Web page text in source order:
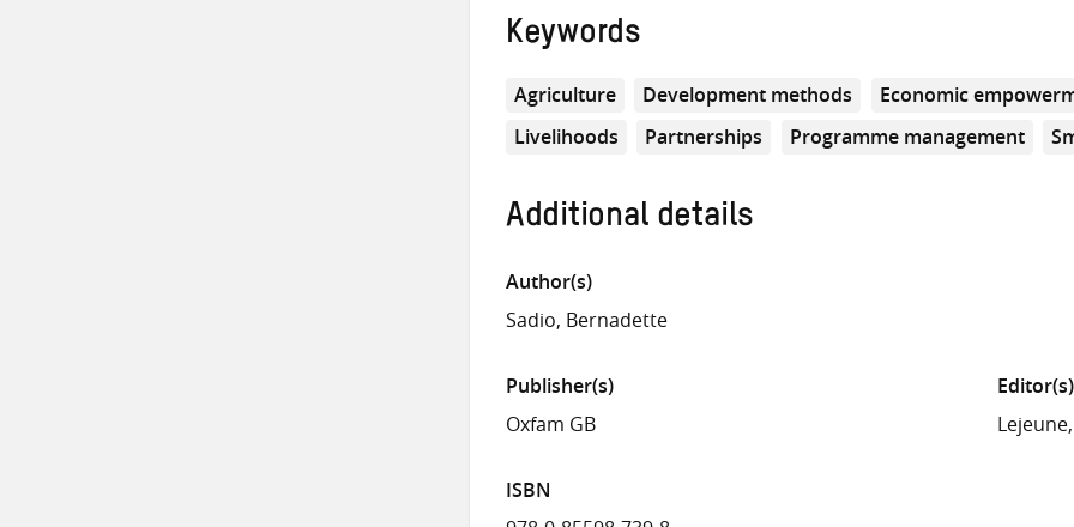
Keywords
Agriculture Development methods Economic
Livelihoods
Partnerships Programme management
Additional details
Author(s)
Sadio, Bernadette
Publisher(s)
Oxfam GB
Editor(s)
ISBN